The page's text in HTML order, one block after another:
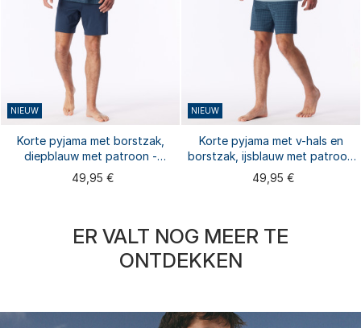
NIEUW
Korte pyjama met borstzak,
diepblauw met patroon -
Comfort Essentials
49,95 €
NIEUW
Korte pyjama met v-hals en
borstzak, ijsblauw met patroon
- Comfort Essentials
49,95 €
ER VALT NOG MEER TE
ONTDEKKEN